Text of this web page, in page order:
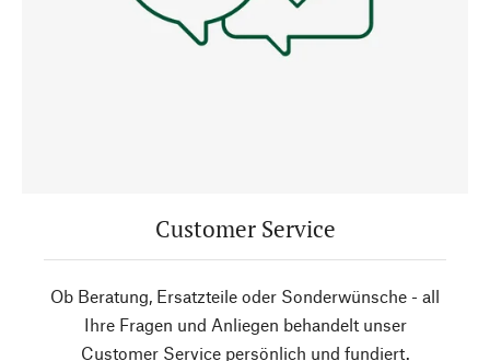
Customer Service
Ob Beratung, Ersatzteile oder Sonderwünsche - all
Ihre Fragen und Anliegen behandelt unser
Customer Service persönlich und fundiert.